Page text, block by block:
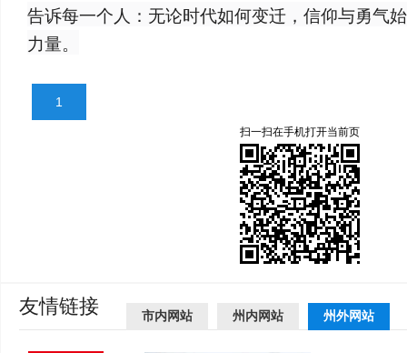
告诉每一个人：无论时代如何变迁，信仰与勇气
力量。
1
扫一扫在手机打开当前页
友情链接 市内网站 州内网站 州外网站